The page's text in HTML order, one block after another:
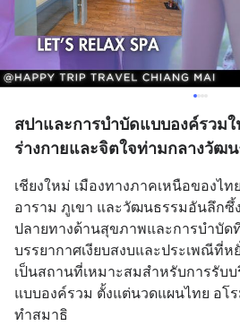
สปาและการบำบัดแบบองค์รวม
ร่างกายและจิตใจท่ามกลางวัฒ
เชียงใหม่ เมืองทางภาคเหนือของไ
อาราม ภูเขา และวัฒนธรรมอันลึกซึ้
ปลายทางด้านสุขภาพและการบำบัด
บรรยากาศเงียบสงบและประเพณีที่ห
เป็นสถานที่เหมาะสมสำหรับการรับ
แบบองค์รวม ตั้งแต่นวดแผนไทย อโ
ทำสมาธิ